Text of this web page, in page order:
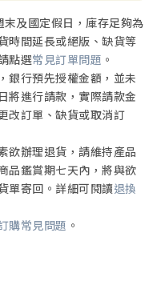
及國定假日，庫存足夠為
時間延長或絕版、缺貨等
點選常見訂單問題 。
銀行預先授權金額，並未
將進行請款，實際請款金
改訂單、缺貨或取消訂
欲辦理退貨，請維持產品
品鑑賞期七天內，將與欲
單寄回。詳細可閱讀退換
購常見問題 。